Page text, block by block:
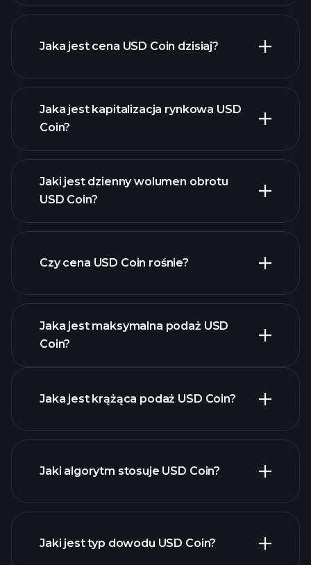
Jaka jest cena USD Coin dzisiaj?
zaawansowanym wykresie
Jaka jest kapitalizacja rynkowa USD
Coin?
Jaki jest dzienny wolumen obrotu
USD Coin?
tej
Czy cena USD Coin rośnie?
wykresie USD Coin
Jaka jest maksymalna podaż USD
Coin?
Jaka jest krążąca podaż USD Coin?
Jaki algorytm stosuje USD Coin?
Jaki jest typ dowodu USD Coin?